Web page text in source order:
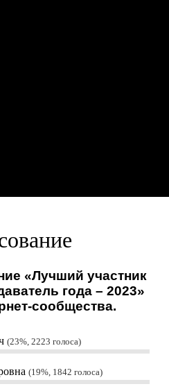
«Лучший участник
года – 2023»
сообщества.
23%, 2223 голоса
19%, 1842 голоса